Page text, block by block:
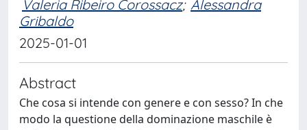
Valeria Ribeiro Corossacz; Alessandra
Gribaldo
2025-01-01
Abstract
Che cosa si intende con genere e con sesso? In che
modo la questione della dominazione maschile è